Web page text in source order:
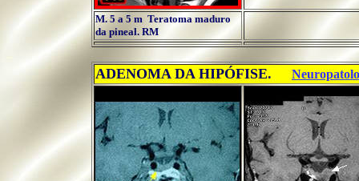
M. 5 a 5 m Teratoma maduro
da pineal. RM
..
ADENOMA DA HIPÓFISE.